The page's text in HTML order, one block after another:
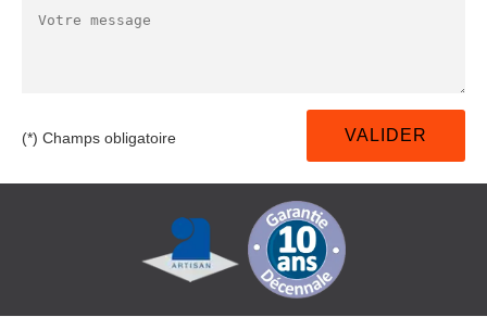
(*) Champs obligatoire